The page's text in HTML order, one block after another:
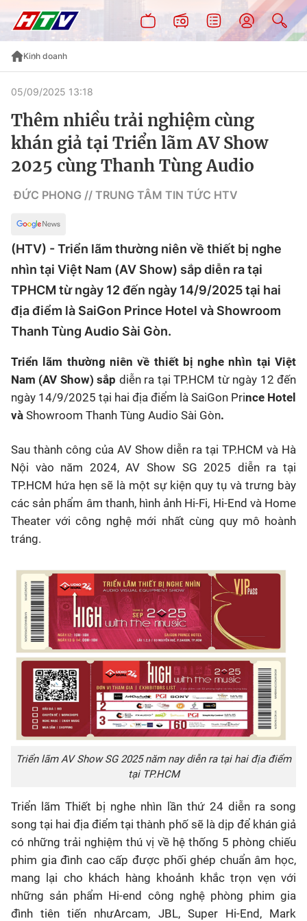
Kinh doanh
05/09/2025 13:18
Thêm nhiều trải nghiệm cùng
khán giả tại Triển lãm AV Show
2025 cùng Thanh Tùng Audio
ĐỨC PHONG // TRUNG TÂM TIN TỨC HTV
(HTV) - Triển lãm thường niên về thiết bị nghe
nhìn tại Việt Nam (AV Show) sắp diễn ra tại
TPHCM từ ngày 12 đến ngày 14/9/2025 tại hai
địa điểm là SaiGon Prince Hotel và Showroom
Thanh Tùng Audio Sài Gòn.
Triển lãm thường niên về thiết bị nghe nhìn tại Việt
Nam (AV Show) sắp diễn ra tại TP.HCM từ ngày 12 đến
ngày 14/9/2025 tại hai địa điểm là SaiGon Prince Hotel
và Showroom Thanh Tùng Audio Sài Gòn.
Sau thành công của AV Show diễn ra tại TP.HCM và Hà
Nội vào năm 2024, AV Show SG 2025 diễn ra tại
TP.HCM hứa hẹn sẽ là một sự kiện quy tụ và trưng bày
các sản phẩm âm thanh, hình ảnh Hi-Fi, Hi-End và Home
Theater với công nghệ mới nhất cùng quy mô hoành
tráng.
Triển lãm AV Show SG 2025 năm nay diễn ra tại hai địa điểm
tại TP.HCM
Triển lãm Thiết bị nghe nhìn lần thứ 24 diễn ra song
song tại hai địa điểm tại thành phố sẽ là dịp để khán giả
có những trải nghiệm thú vị về hệ thống 5 phòng chiếu
phim gia đình cao cấp được phối ghép chuẩn âm học,
mang lại cho khách hàng khoảnh khắc trọn vẹn với
những sản phẩm Hi-end công nghệ phòng phim gia
đình tiên tiến nhưArcam, JBL, Super Hi-End, Mark